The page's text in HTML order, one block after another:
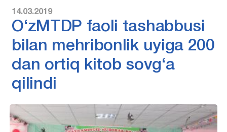
14.03.2019
O‘zMTDP faoli tashabbusi
bilan mehribonlik uyiga 200
dan ortiq kitob sovg‘a
qilindi